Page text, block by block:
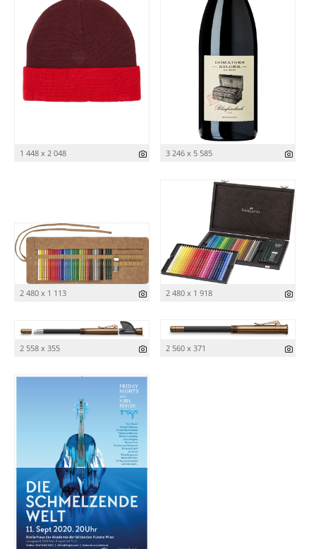
1 448 x 2 048 3 246 x 5 585
2 480 x 1 113 2 480 x 1 918
2 558 x 355 2 560 x 371